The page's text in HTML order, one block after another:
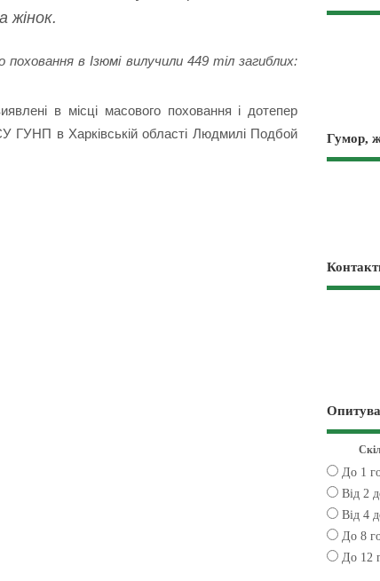
жінок.
поховання в Ізюмі вилучили 449 тіл загиблих:
в місці масового поховання і дотепер
ГУНП в Харківській області Людмилі Подбой
Гумор,
До 1
Від 2
Від 4
До 8
До 12